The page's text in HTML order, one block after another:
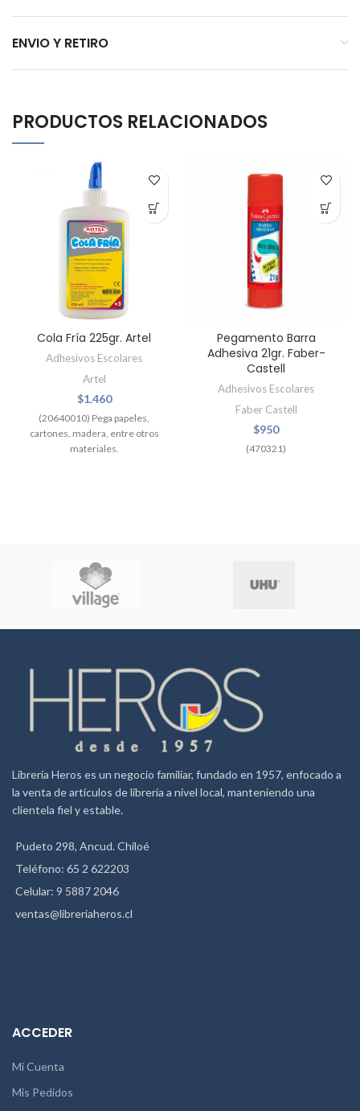
ENVIO Y RETIRO
PRODUCTOS RELACIONADOS
Cola Fría 225gr. Artel
Adhesivos Escolares
Artel
$1.460
(20640010) Pega papeles,
cartones, madera, entre otros
materiales.
Pegamento Barra
Adhesiva 21gr. Faber-
Castell
Adhesivos Escolares
Faber Castell
$950
(470321)
Librería Heros es un negocio familiar, fundado en 1957, enfocado a
la venta de artículos de librería a nivel local, manteniendo una
clientela fiel y estable.
Pudeto 298, Ancud. Chiloé
Teléfono: 65 2 622203
Celular: 9 5887 2046
ventas@libreriaheros.cl
ACCEDER
Mi Cuenta
Mis Pedidos